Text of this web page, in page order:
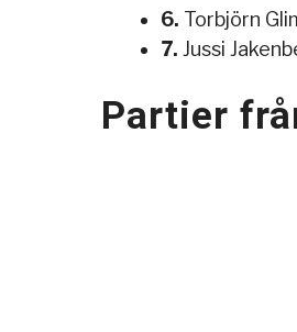
6. Torbjörn
7. Jussi
Partier